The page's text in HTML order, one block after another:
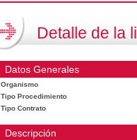
Detalle de la
Datos Generales
Organismo
Tipo Procedimiento
Tipo Contrato
Descripción